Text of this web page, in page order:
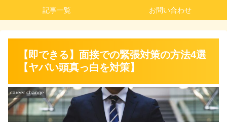
記事一覧 お問い合わせ
【即できる】面接での緊張対策の方法4選
【ヤバい頭真っ白を対策】
career change